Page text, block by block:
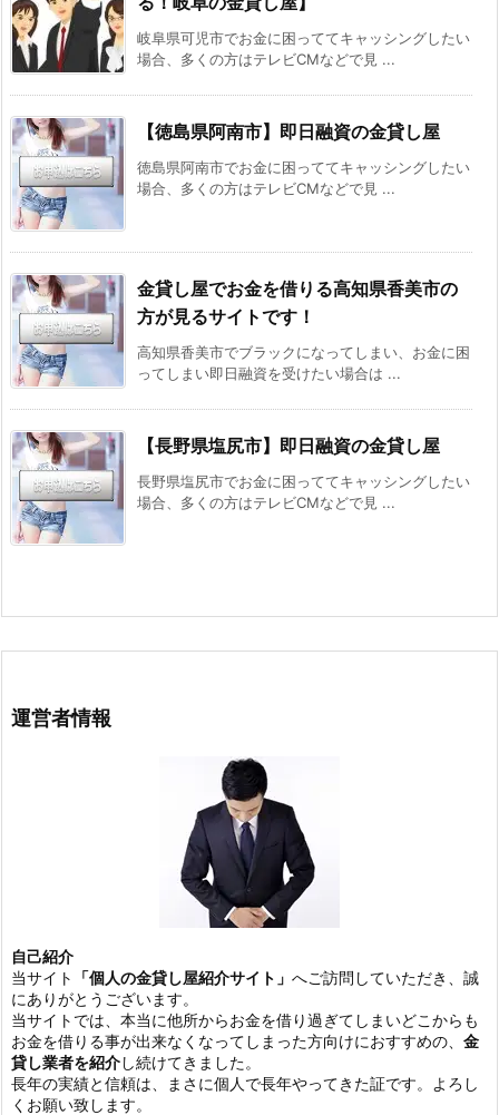
岐阜県可児市でお金に困っててキャッシングしたい
場合、多くの方はテレビCMなどで見 ...
【徳島県阿南市】即日融資の金貸し屋
徳島県阿南市でお金に困っててキャッシングしたい
場合、多くの方はテレビCMなどで見 ...
金貸し屋でお金を借りる高知県香美市の
方が見るサイトです！
高知県香美市でブラックになってしまい、お金に困
ってしまい即日融資を受けたい場合は ...
【長野県塩尻市】即日融資の金貸し屋
長野県塩尻市でお金に困っててキャッシングしたい
場合、多くの方はテレビCMなどで見 ...
運営者情報
自己紹介
当サイト
「個人の金貸し屋紹介サイト」 へご訪問していただき、誠
にありがとうございます。
当サイトでは、本当に他所からお金を借り過ぎてしまいどこからも
お金を借りる事が出来なくなってしまった方向けにおすすめの、 金
貸し業者を紹介し続けてきました。
長年の実績と信頼は、まさに個人で長年やってきた証です。よろし
くお願い致します。